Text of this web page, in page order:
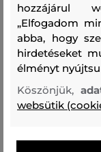
hozzájárul
„Elfogadom
abba, hogy
hirdetéseket
élményt
Köszönjük,
websütik